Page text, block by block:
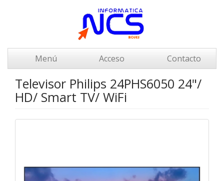
Menú Acceso Contacto
Televisor Philips 24PHS6050 24"/
HD/ Smart TV/ WiFi